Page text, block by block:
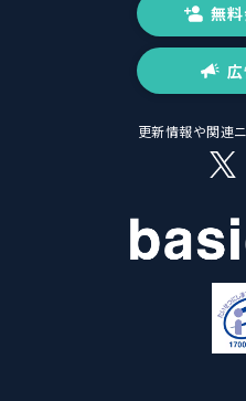
無
更新情報や関連